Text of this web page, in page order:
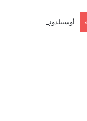
أوسبيلدونغ تبريد مراكز البيانات في